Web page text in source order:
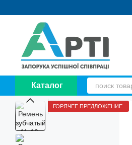
Каталог
ГОРЯЧЕЕ ПРЕДЛОЖЕНИЕ